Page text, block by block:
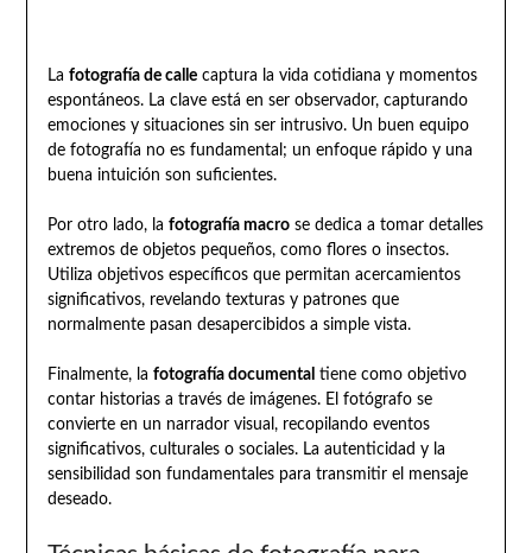
La fotografía de callecaptura la vida cotidiana y momentos
espontáneos. La clave está en ser observador, capturando
emociones y situaciones sin ser intrusivo. Un buen equipo
de fotografía no es fundamental; un enfoque rápido y una
buena intuición son suficientes.
Por otro lado, la fotografía macrose dedica a tomar detalles
extremos de objetos pequeños, como flores o insectos.
Utiliza objetivos específicos que permitan acercamientos
significativos, revelando texturas y patrones que
normalmente pasan desapercibidos a simple vista.
Finalmente, la fotografía documental tiene como objetivo
contar historias a través de imágenes. El fotógrafo se
convierte en un narrador visual, recopilando eventos
significativos, culturales o sociales. La autenticidad y la
sensibilidad son fundamentales para transmitir el mensaje
deseado.